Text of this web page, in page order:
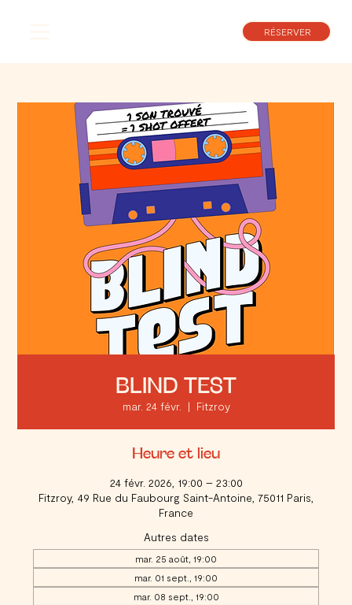
RÉSERVER
BLIND TEST
mar. 24 févr.
  |
Fitzroy
Heure et lieu
24 févr. 2026, 19:00 – 23:00
Fitzroy, 49 Rue du Faubourg Saint-Antoine, 75011 Paris,
France
Autres dates
mar. 25 août, 19:00
mar. 01 sept., 19:00
mar. 08 sept., 19:00